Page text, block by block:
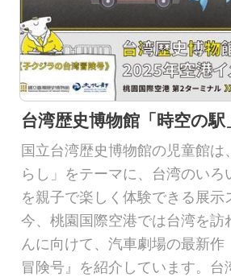
案
内
展
示
と
イ
ベ
ン
ト
国立台湾歴史博物館の児童館は
らし」をテーマに、台湾のい
を親子で楽しく体験できる展示
今、桃園国際空港では台湾を訪
んに向けて、汽車劇場の最新
冒険号』を紹介しています。台